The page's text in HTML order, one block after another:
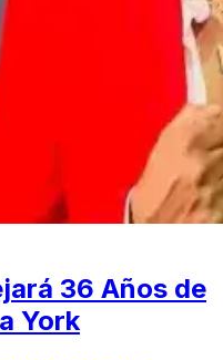
36 Años de
York